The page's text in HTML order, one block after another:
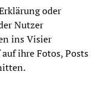
oder
Nutzer
ins Visier
ihre Fotos, Posts